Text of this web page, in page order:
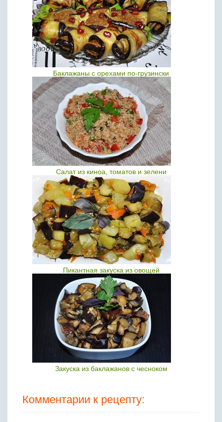
Баклажаны с орехами по-грузински
Салат из киноа, томатов и зелени
Пикантная закуска из овощей
Закуска из баклажанов с чесноком
Комментарии к рецепту: